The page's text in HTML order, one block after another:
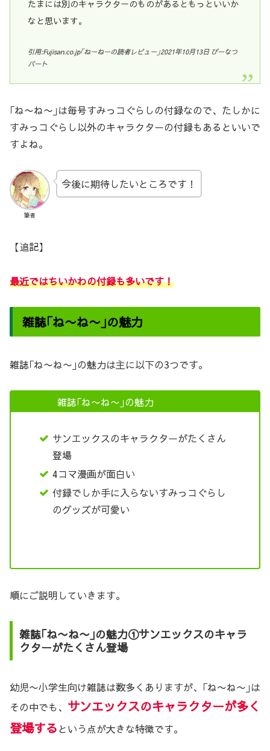
たまには別のキャラクターのものがあるともっといいか
なと思います。
引用:Fujisan.co.jp｢ねーねーの読者レビュー｣2021年10月13日 ぴーなつ
パート
｢ね〜ね〜｣は毎号すみっコぐらしの付録なので、たしかに
すみっコぐらし以外のキャラクターの付録もあるといいで
すよね。
筆者
今後に期待したいところです！
【追記】
最近ではちいかわの付録も多いです！
雑誌｢ね〜ね〜｣の魅力
雑誌｢ね〜ね〜｣の魅力は主に以下の3つです。
雑誌｢ね〜ね〜｣の魅力
サンエックスのキャラクターがたくさん
登場
4コマ漫画が面白い
付録でしか手に入らないすみっコぐらし
のグッズが可愛い
順にご説明していきます。
雑誌｢ね〜ね〜｣の魅力①サンエックスのキャラ
クターがたくさん登場
幼児〜小学生向け雑誌は数多くありますが、｢ね〜ね〜｣は
その中でも、 サンエックスのキャラクターが多く
登場するという点が大きな特徴です。